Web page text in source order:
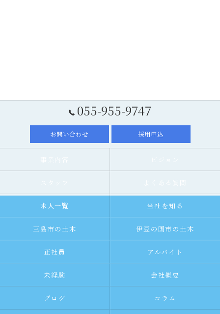
055-955-9747
お問い合わせ 採用申込
求人一覧 当社を知る
三島市の土木 伊豆の国市の土木
正社員 アルバイト
未経験 会社概要
ブログ コラム